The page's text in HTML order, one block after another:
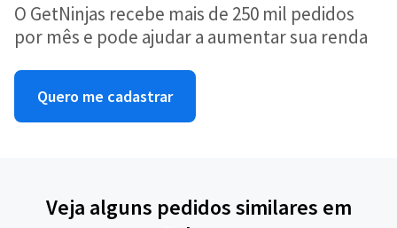
O GetNinjas recebe mais de 250 mil pedidos
por mês e pode ajudar a aumentar sua renda
Quero me cadastrar
Veja alguns pedidos similares em